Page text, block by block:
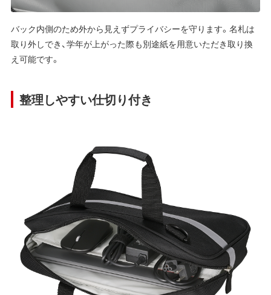
バック内側のため外から見えずプライバシーを守ります。名札は
取り外しでき、学年が上がった際も別途紙を用意いただき取り換
え可能です。
整理しやすい仕切り付き